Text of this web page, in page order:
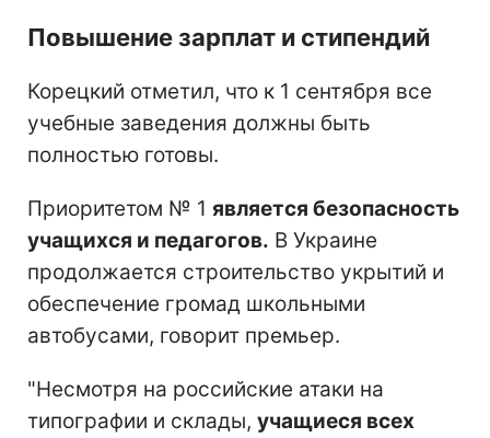
Повышение зарплат и стипендий
Корецкий отметил, что к 1 сентября все
учебные заведения должны быть
полностью готовы.
Приоритетом № 1 является безопасность
учащихся и педагогов. В Украине
продолжается строительство укрытий и
обеспечение громад школьными
автобусами, говорит премьер.
"Несмотря на российские атаки на
типографии и склады, учащиеся всех